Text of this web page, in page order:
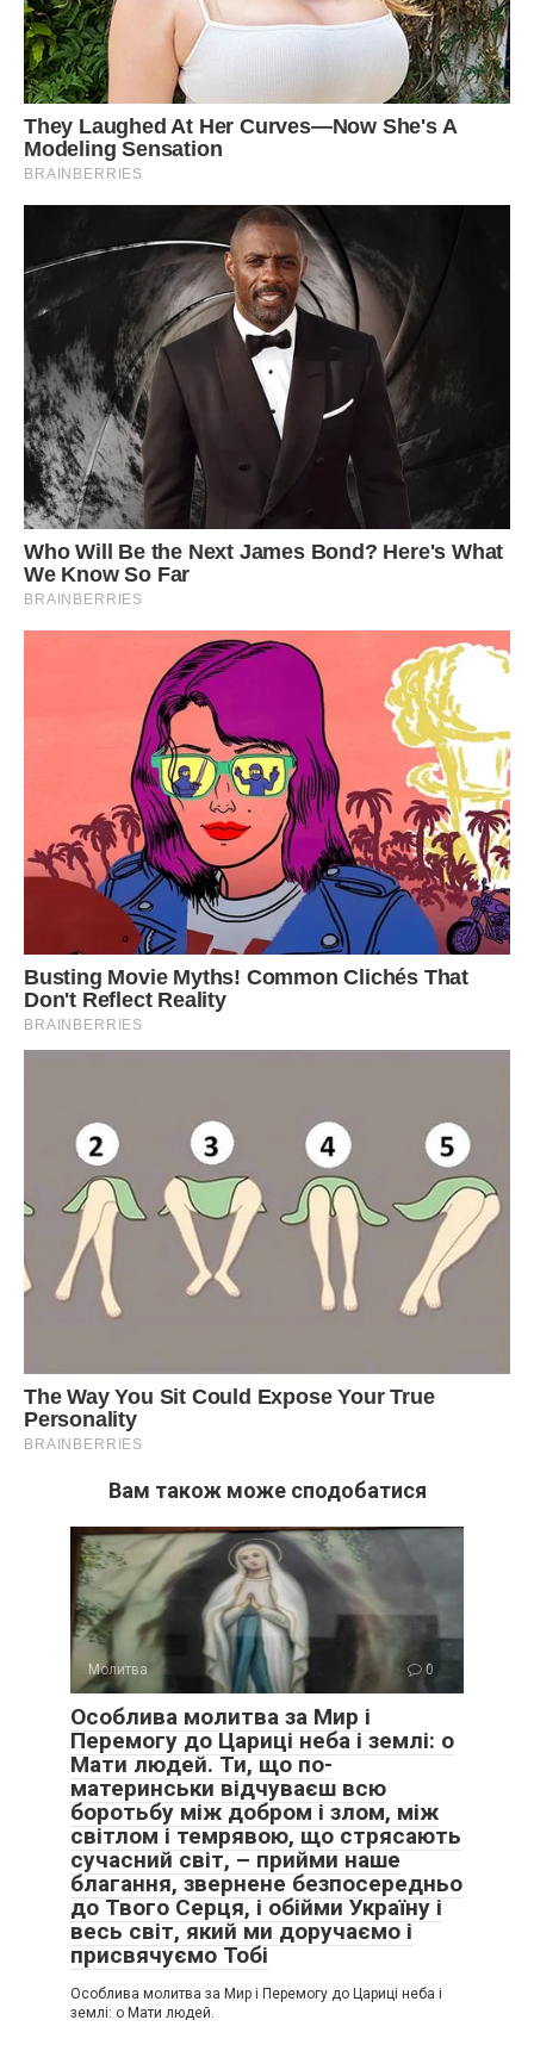
Вам також може сподобатися
Молитва 0
Особлива молитва за Мир і
Перемогу до Цариці неба і землі: о
Мати людей. Ти, що по-
материнськи відчуваєш всю
боротьбу між добром і злом, між
світлом і темрявою, що стрясають
сучасний світ, – прийми наше
благання, звернене безпосередньо
до Твого Серця, і обійми Україну і
весь світ, який ми доручаємо і
присвячуємо Тобі
Особлива молитва за Мир і Перемогу до Цариці неба і
землі: о Мати людей.